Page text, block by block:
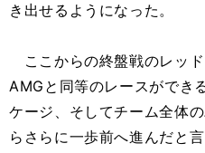
き出せるようになった。
ここからの終盤戦のレッ
AMGと同等のレースができ
ケージ、そしてチーム全体
らさらに一歩前へ進んだと言